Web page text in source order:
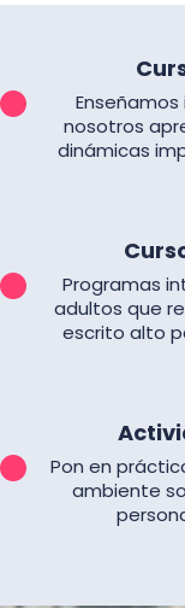
nosotros
dinámicas
Programas
adultos que
escrito alto
Pon en
ambiente